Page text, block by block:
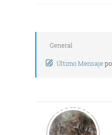
General
Último Mensaje